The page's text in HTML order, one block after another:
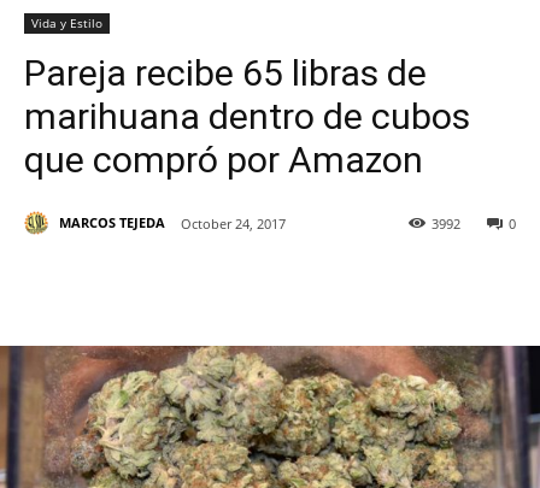
Vida y Estilo
Pareja recibe 65 libras de
marihuana dentro de cubos
que compró por Amazon
MARCOS TEJEDA October 24, 2017 0
3992